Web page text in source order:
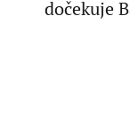
dočekuje